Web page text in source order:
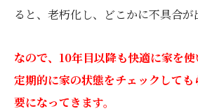
ると、老朽化し、どこかに不具合が
なので、10年目以降も快適に家を使
定期的に家の状態をチェックして
要になってきます。